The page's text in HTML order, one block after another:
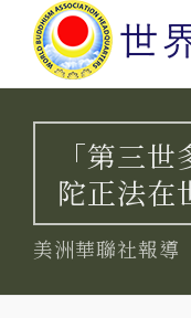
「第三
陀正法在
美洲華聯社報導